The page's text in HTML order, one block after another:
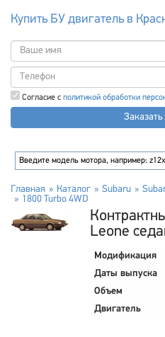
Купить БУ двигатель в
Согласие с политикой обработки
Заказать
Главная Каталог Subaru
1800 Turbo 4WD
Leone
Модификация
Даты выпуска
Объем
Двигатель